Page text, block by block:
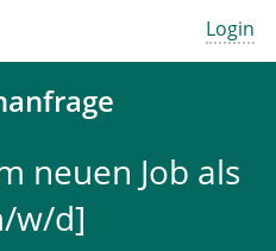
Login
neuen Job als
w/d]